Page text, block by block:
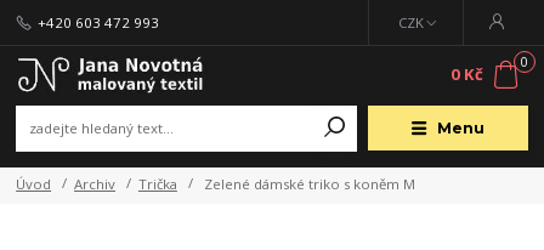
Menu
CZK
+420 603 472 993
0
0 Kč
Úvod Archiv Trička Zelené dámské triko s koněm M